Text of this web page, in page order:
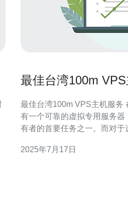
最佳台湾100m
最佳台湾100m VPS主机服务 在当今互联网时代，拥
有一个可靠的虚拟专用服务器
有者的首要任务之一。而对于
在本文中，我们将介绍最佳的
2025年7月17日